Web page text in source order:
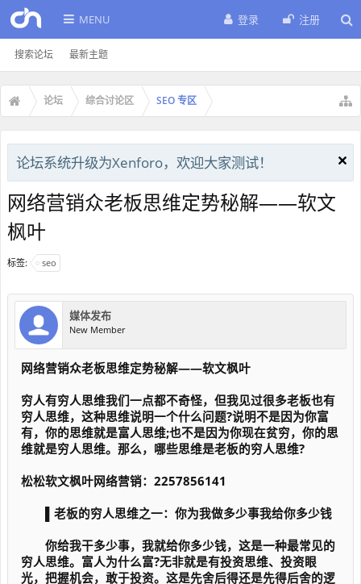
MENU
搜索论坛 最新主题
登录 注册
论坛 综合讨论区 SEO 专区
论坛系统升级为Xenforo，欢迎大家测试！
网络营销众老板思维定势秘解——软文
枫叶
标签: seo
媒体发布
New Member
网络营销众老板思维定势秘解——软文枫叶
穷人有穷人思维我们一点都不奇怪，但我见过很多老板也有
穷人思维，这种思维说明一个什么问题?说明不是因为你富
有，你的思维就是富人思维;也不是因为你现在贫穷，你的思
维就是穷人思维。那么，哪些思维是老板的穷人思维?
松松软文枫叶网络营销：2257856141
▌老板的穷人思维之一：你为我做多少事我给你多少钱
你给我干多少事，我就给你多少钱，这是一种最常见的
穷人思维。富人为什么富?无非就是有投资思维、投资眼
光，把握机会，敢于投资。这是先舍后得还是先得后舍的逻